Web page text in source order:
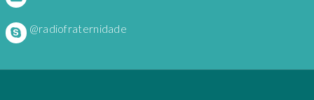
@radiofraternidade